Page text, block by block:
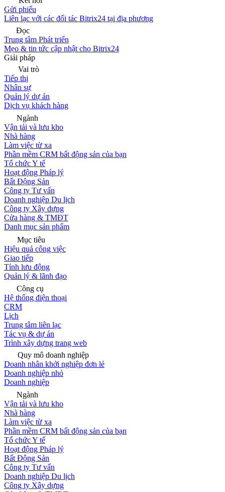
Gửi phiếu
Liên lạc với các đối tác Bitrix24 tại địa phương
Đọc
Trung tâm Phát triển
Mẹo & tin tức cập nhật cho Bitrix24
Giải pháp
Vai trò
Tiếp thị
Nhân sự
Quản lý dự án
Dịch vụ khách hàng
Ngành
Vận tải và lưu kho
Nhà hàng
Làm việc từ xa
Phần mềm CRM bất động sản của bạn
Tổ chức Y tế
Hoạt động Pháp lý
Bất Động Sản
Công ty Tư vấn
Doanh nghiệp Du lịch
Công ty Xây dựng
Cửa hàng & TMĐT
Danh mục sản phẩm
Mục tiêu
Hiệu quả công việc
Giao tiếp
Tính lưu động
Quản lý & lãnh đạo
Công cụ
Hệ thống điện thoại
CRM
Lịch
Trung tâm liên lạc
Tác vụ & dự án
Trình xây dựng trang web
Quy mô doanh nghiệp
Doanh nhân khởi nghiệp đơn lẻ
Doanh nghiệp nhỏ
Doanh nghiệp
Ngành
Vận tải và lưu kho
Nhà hàng
Làm việc từ xa
Phần mềm CRM bất động sản của bạn
Tổ chức Y tế
Hoạt động Pháp lý
Bất Động Sản
Công ty Tư vấn
Doanh nghiệp Du lịch
Công ty Xây dựng